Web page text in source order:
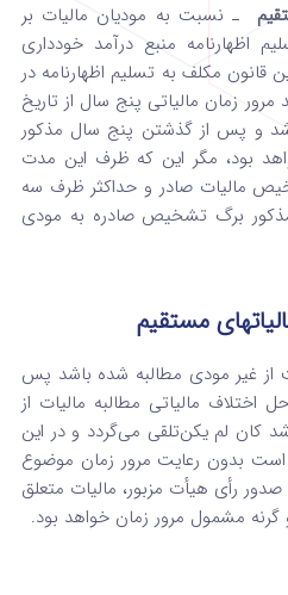
ـ نسبت به مودیان مالیات بر
اظهارنامه منبع درآمد خودداری
قانون مکلف به تسلیم اظهارنامه در
زمان مالیاتی پنج سال از تاریخ
و پس از گذشتن پنج سال مذکور
بود، مگر این که ظرف این مدت
مالیات صادر و حداکثر ظرف سه
برگ تشخیص صادره به مودی
از غیر مودی مطالبه ‌شده باشد پس
اختلاف مالیاتی ‌مطالبه مالیات از
کان لم یکن‌تلقی می‌گردد و در این
است بدون ‌رعایت مرور زمان موضوع
رأی هیأت مزبور، مالیات متعلق
گرنه مشمول مرور زمان خواهد بود.